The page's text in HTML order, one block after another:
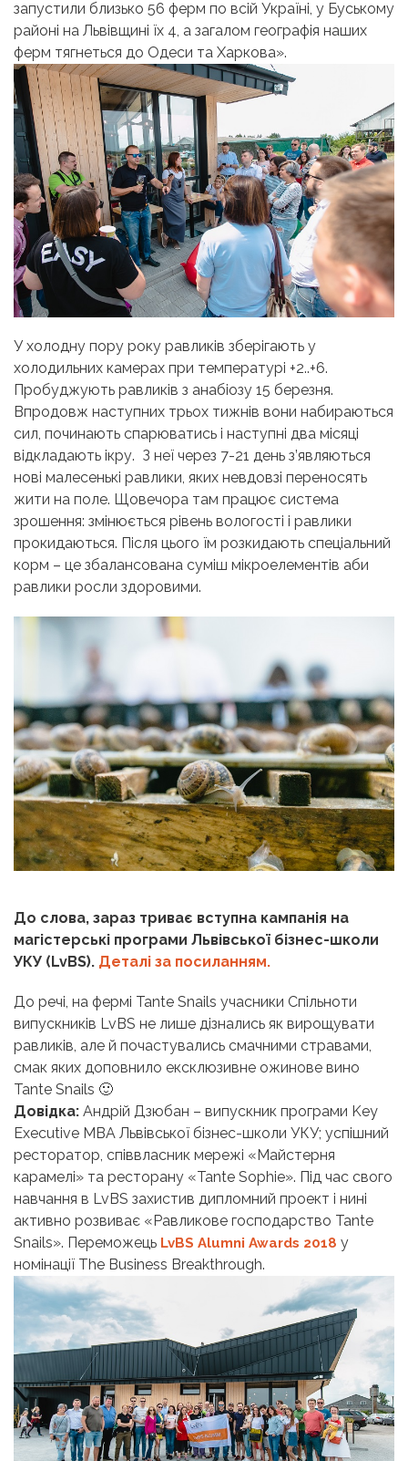
запустили близько 56 ферм по всій Україні, у Буському
районі на Львівщині їх 4, а загалом географія наших
ферм тягнеться до Одеси та Харкова».
У холодну пору року равликів зберігають у
холодильних камерах при температурі +2..+6.
Пробуджують равликів з анабіозу 15 березня.
Впродовж наступних трьох тижнів вони набираються
сил, починають спарюватись і наступні два місяці
відкладають ікру. З неї через 7-21 день з’являються
нові малесенькі равлики, яких невдовзі переносять
жити на поле. Щовечора там працює система
зрошення: змінюється рівень вологості і равлики
прокидаються. Після цього їм розкидають спеціальний
корм – це збалансована суміш мікроелементів аби
равлики росли здоровими.
До слова, зараз триває вступна кампанія на
магістерські програми Львівської бізнес-школи
УКУ (LvBS). Деталі за посиланням.
До речі, на фермі Tante Snails учасники Спільноти
випускників LvBS не лише дізнались як вирощувати
равликів, але й почастувались смачними стравами,
смак яких доповнило ексклюзивне ожинове вино
Tante Snails 🙂
Довідка: Андрій Дзюбан – випускник програми Key
Executive MBA Львівської бізнес-школи УКУ; успішний
ресторатор, cпіввласник мережі «Майстерня
карамелі» та ресторану «Tante Sophie». Під час свого
навчання в LvBS захистив дипломний проект і нині
активно розвиває «Равликове господарство Tantе
Snails». Переможець LvBS Alumni Awards 2018 у
номінації The Business Breakthrough.